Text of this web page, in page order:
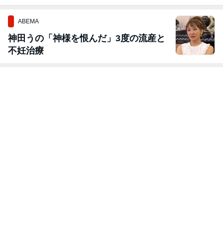
ABEMA
神田うの「神様を恨んだ」3度の流産と
不妊治療